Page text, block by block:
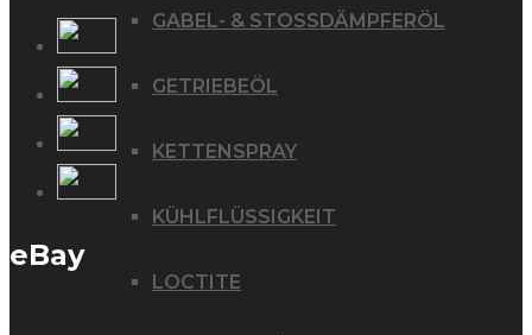
GABEL- & STOSSDÄMPFERÖL
GETRIEBEÖL
KETTENSPRAY
KÜHLFLÜSSIGKEIT
LOCTITE
eBay